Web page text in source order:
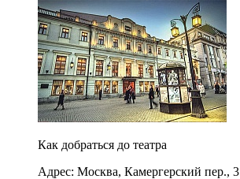
Как добраться до театра
Адрес: Москва, Камергерский пер., 3